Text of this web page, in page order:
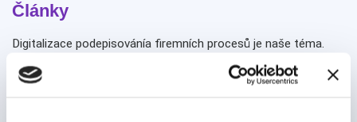
Články
Digitalizace podepisovánía firemních procesů je naše téma.
Píšeme o tom, jak se posunout od papírů k digitálním
dokumentům.
A ukazujeme, že to není zas taková věda.